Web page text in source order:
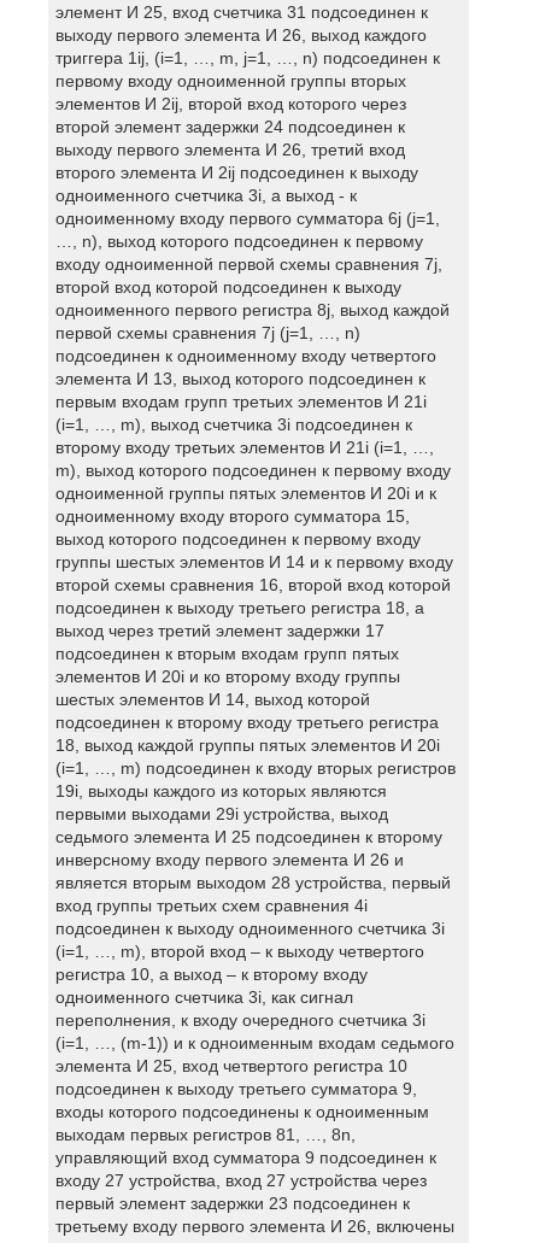
элемент И 25, вход счетчика 31 подсоединен к
выходу первого элемента И 26, выход каждого
триггера 1ij, (i=1, …, m, j=1, …, n) подсоединен к
первому входу одноименной группы вторых
элементов И 2ij, второй вход которого через
второй элемент задержки 24 подсоединен к
выходу первого элемента И 26, третий вход
второго элемента И 2ij подсоединен к выходу
одноименного счетчика 3i, а выход - к
одноименному входу первого сумматора 6j (j=1,
…, n), выход которого подсоединен к первому
входу одноименной первой схемы сравнения 7j,
второй вход которой подсоединен к выходу
одноименного первого регистра 8j, выход каждой
первой схемы сравнения 7j (j=1, …, n)
подсоединен к одноименному входу четвертого
элемента И 13, выход которого подсоединен к
первым входам групп третьих элементов И 21i
(i=1, …, m), выход счетчика 3i подсоединен к
второму входу третьих элементов И 21i (i=1, …,
m), выход которого подсоединен к первому входу
одноименной группы пятых элементов И 20i и к
одноименному входу второго сумматора 15,
выход которого подсоединен к первому входу
группы шестых элементов И 14 и к первому входу
второй схемы сравнения 16, второй вход которой
подсоединен к выходу третьего регистра 18, а
выход через третий элемент задержки 17
подсоединен к вторым входам групп пятых
элементов И 20i и ко второму входу группы
шестых элементов И 14, выход которой
подсоединен к второму входу третьего регистра
18, выход каждой группы пятых элементов И 20i
(i=1, …, m) подсоединен к входу вторых регистров
19i, выходы каждого из которых являются
первыми выходами 29i устройства, выход
седьмого элемента И 25 подсоединен к второму
инверсному входу первого элемента И 26 и
является вторым выходом 28 устройства, первый
вход группы третьих схем сравнения 4i
подсоединен к выходу одноименного счетчика 3i
(i=1, …, m), второй вход – к выходу четвертого
регистра 10, а выход – к второму входу
одноименного счетчика 3i, как сигнал
переполнения, к входу очередного счетчика 3i
(i=1, …, (m-1)) и к одноименным входам седьмого
элемента И 25, вход четвертого регистра 10
подсоединен к выходу третьего сумматора 9,
входы которого подсоединены к одноименным
выходам первых регистров 81, …, 8n,
управляющий вход сумматора 9 подсоединен к
входу 27 устройства, вход 27 устройства через
первый элемент задержки 23 подсоединен к
третьему входу первого элемента И 26, включены